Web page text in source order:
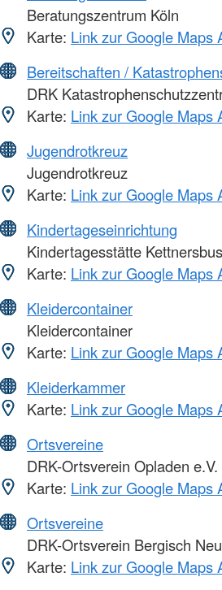
Beratungszentrum Köln
Karte: Link zur Google Maps
Bereitschaften /
DRK
Karte: Link zur Google Maps
Jugendrotkreuz
Jugendrotkreuz
Karte: Link zur Google Maps
Kindertageseinrichtung
Kindertagesstätte
Karte: Link zur Google Maps
Kleidercontainer
Kleidercontainer
Karte: Link zur Google Maps
Kleiderkammer
Karte: Link zur Google Maps
Ortsvereine
DRK-Ortsverein Opladen e.V.
Karte: Link zur Google Maps
Ortsvereine
DRK-Ortsverein Bergisch
Karte: Link zur Google Maps